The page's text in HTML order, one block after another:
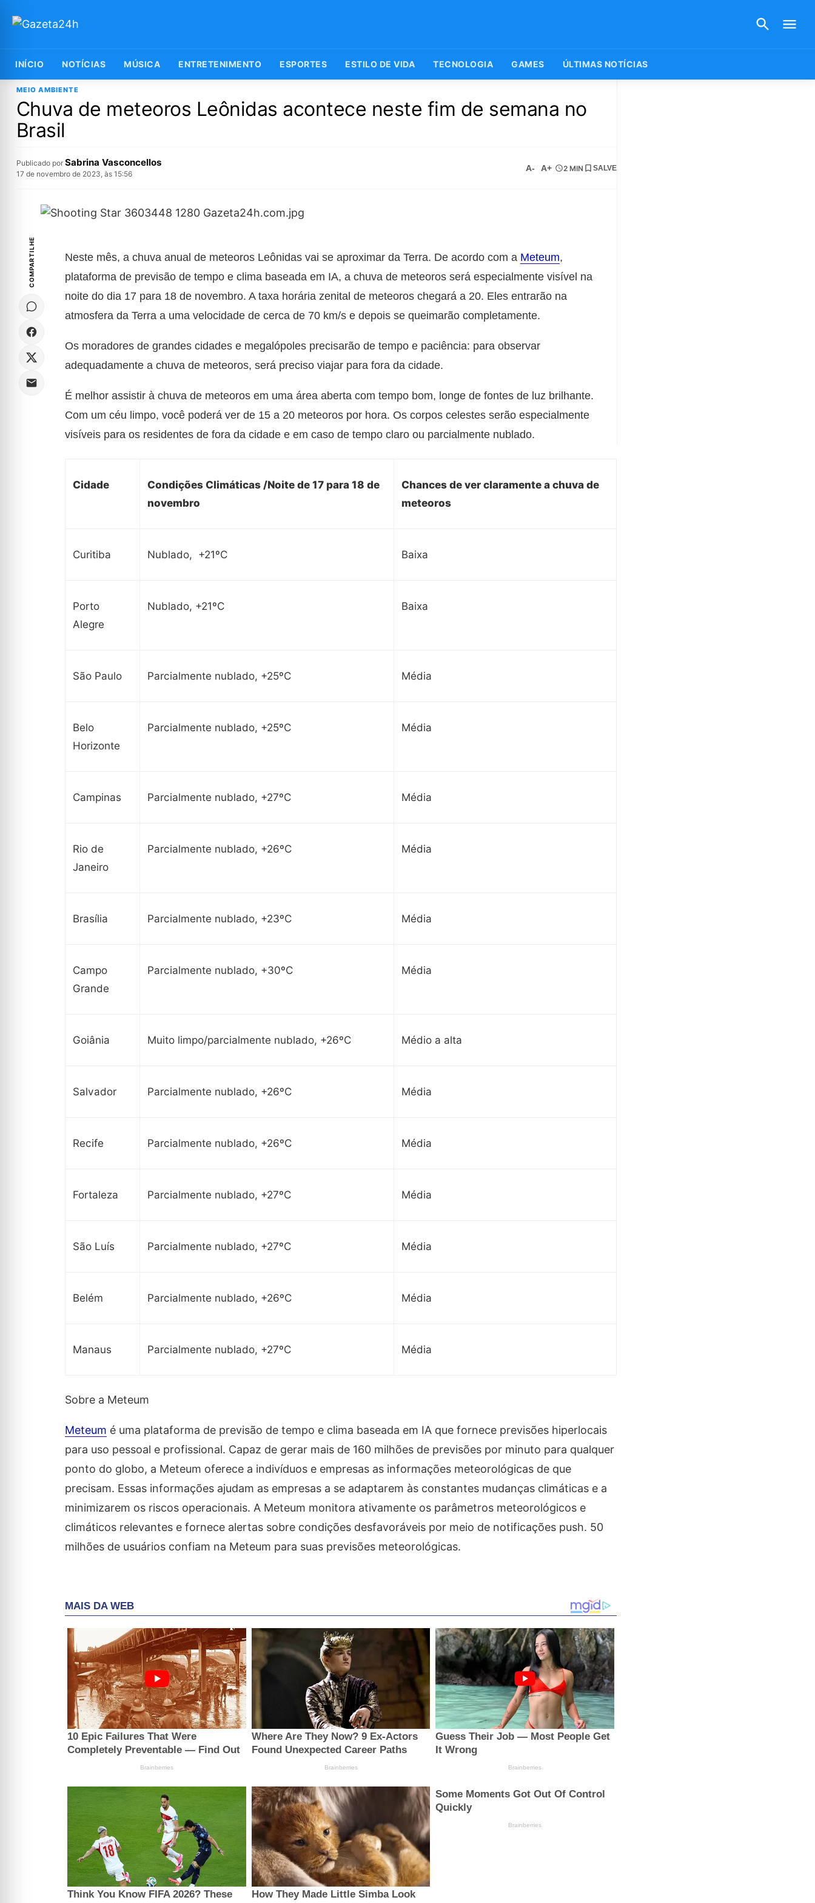
INÍCIO NOTÍCIAS MÚSICA ENTRETENIMENTO ESPORTES ESTILO DE VIDA TECNOLOGIA GAMES ÚLTIMAS NOTÍCIAS
MEIO AMBIENTE
Chuva de meteoros Leônidas acontece neste fim de semana no
Brasil
Publicado por Sabrina Vasconcellos
17 de novembro de 2023, às 15:56
A- A+ 2 MIN SALVE
COMPARTILHE Neste mês, a chuva anual de meteoros Leônidas vai se aproximar da Terra. De acordo com a Meteum,
plataforma de previsão de tempo e clima baseada em IA, a chuva de meteoros será especialmente visível na
noite do dia 17 para 18 de novembro. A taxa horária zenital de meteoros chegará a 20. Eles entrarão na
atmosfera da Terra a uma velocidade de cerca de 70 km/s e depois se queimarão completamente.
Os moradores de grandes cidades e megalópoles precisarão de tempo e paciência: para observar
adequadamente a chuva de meteoros, será preciso viajar para fora da cidade.
É melhor assistir à chuva de meteoros em uma área aberta com tempo bom, longe de fontes de luz brilhante.
Com um céu limpo, você poderá ver de 15 a 20 meteoros por hora. Os corpos celestes serão especialmente
visíveis para os residentes de fora da cidade e em caso de tempo claro ou parcialmente nublado.
Cidade
Condições Climáticas /Noite de 17 para 18 de
novembro
Chances de ver claramente a chuva de
meteoros
Curitiba Nublado, +21ºC Baixa
Porto
Alegre
Nublado, +21ºC Baixa
São Paulo Parcialmente nublado, +25ºC Média
Belo
Horizonte
Parcialmente nublado, +25ºC Média
Campinas Parcialmente nublado, +27ºC Média
Rio de
Janeiro
Parcialmente nublado, +26ºC Média
Brasília Parcialmente nublado, +23ºC Média
Campo
Grande
Parcialmente nublado, +30ºC Média
Goiânia Muito limpo/parcialmente nublado, +26ºC Médio a alta
Salvador Parcialmente nublado, +26ºC Média
Recife Parcialmente nublado, +26ºC Média
Fortaleza Parcialmente nublado, +27ºC Média
São Luís Parcialmente nublado, +27ºC Média
Belém Parcialmente nublado, +26ºC Média
Manaus Parcialmente nublado, +27ºC Média
Sobre a Meteum
Meteum é uma plataforma de previsão de tempo e clima baseada em IA que fornece previsões hiperlocais
para uso pessoal e profissional. Capaz de gerar mais de 160 milhões de previsões por minuto para qualquer
ponto do globo, a Meteum oferece a indivíduos e empresas as informações meteorológicas de que
precisam. Essas informações ajudam as empresas a se adaptarem às constantes mudanças climáticas e a
minimizarem os riscos operacionais. A Meteum monitora ativamente os parâmetros meteorológicos e
climáticos relevantes e fornece alertas sobre condições desfavoráveis por meio de notificações push. 50
milhões de usuários confiam na Meteum para suas previsões meteorológicas.